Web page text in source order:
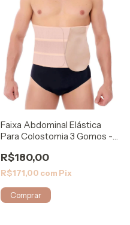
Faixa Abdominal Elástica
Para Colostomia 3 Gomos -
R$180,00
R$171,00 com Pix
Comprar